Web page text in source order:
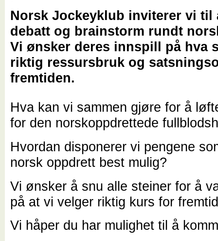
Norsk Jockeyklub inviterer vi til
debatt og brainstorm rundt
Vi ønsker deres innspill på hva
riktig ressursbruk og
fremtiden.
Hva kan vi sammen gjøre for å
for den norskoppdrettede
Hvordan disponerer vi pengene
norsk oppdrett best mulig?
Vi ønsker å snu alle steiner for å
på at vi velger riktig kurs for
Vi håper du har mulighet til å